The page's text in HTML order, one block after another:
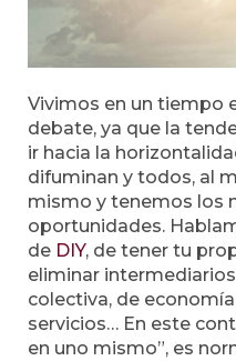
Vivimos en un tiempo
debate, ya que la
ir hacia la
difuminan y todos, al
mismo y tenemos los
oportunidades.
de DIY, de tener tu
eliminar
colectiva, de
servicios… En este
en uno mismo”, es